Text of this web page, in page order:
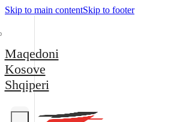
Skip to main contentSkip to footer
Maqedoni
Kosove
Shqiperi